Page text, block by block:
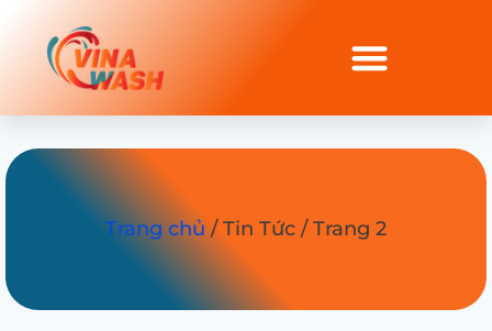
Trang chủ/ Tin Tức / Trang 2